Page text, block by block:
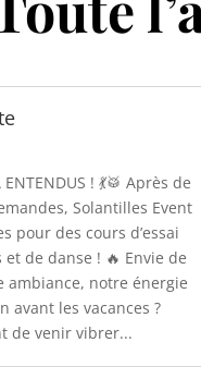
ENTENDUS ! 💃🥁 Après de
Solantilles Event
pour des cours d’essai
de danse ! 🔥 Envie de
ambiance, notre énergie
avant les vacances ?
de venir vibrer...